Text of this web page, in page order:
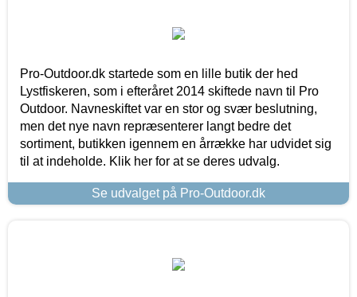
Pro-Outdoor.dk startede som en lille butik der hed
Lystfiskeren, som i efteråret 2014 skiftede navn til Pro
Outdoor. Navneskiftet var en stor og svær beslutning,
men det nye navn repræsenterer langt bedre det
sortiment, butikken igennem en årrække har udvidet sig
til at indeholde. Klik her for at se deres udvalg.
Se udvalget på Pro-Outdoor.dk